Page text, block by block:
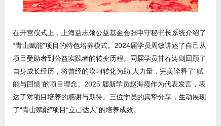
在开营仪式上，上海益志领公益基金会张申守秘书长系统介绍了
“青山赋能”项目的特色培养模式。2024届学员周敏讲述了自己从
项目受助者到公益实践者的转变历程。同届学员甘春涛则回顾了
自身成长经历，将曾经的坎坷转化为助 人力量，完美诠释了“赋
能与回馈”的项目理念。2025 届新学员赵海霞作为代表发言，表
达了对项目培养的感谢与期待。三位学员的真挚分享，生动展现
了“青山赋能”项目“立己达人”的培养成效。